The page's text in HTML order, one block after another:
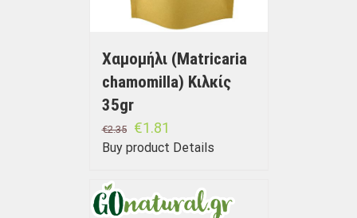
Χαμομήλι (Matricaria
chamomilla) Κιλκίς
35gr
€2.35 €1.81
Buy product Details